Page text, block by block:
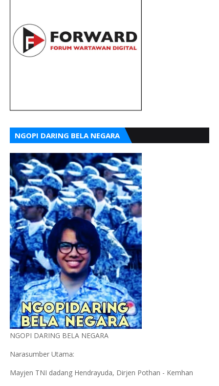
NGOPI DARING BELA NEGARA
NGOPI DARING BELA NEGARA
Narasumber Utama:
Mayjen TNI dadang Hendrayuda, Dirjen Pothan - Kemhan